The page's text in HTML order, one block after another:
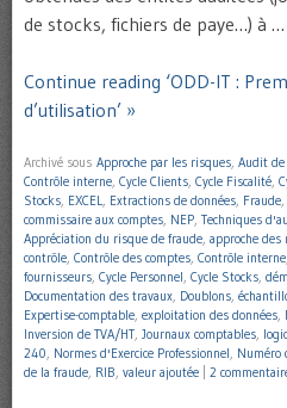
de stocks, fichiers de paye…) à …
Continue reading ‘ODD-IT :
d’utilisation’ »
Archivé sous Approche par les risques, Audit de
Contrôle interne, Cycle Clients, Cycle Fiscalité,
Stocks, EXCEL, Extractions de données, Fraude,
commissaire aux comptes, NEP, Techniques
Appréciation du risque de fraude, approche des
contrôle, Contrôle des comptes, Contrôle interne
fournisseurs, Cycle Personnel, Cycle Stocks,
Documentation des travaux, Doublons,
Expertise-comptable, exploitation des données,
Inversion de TVA/HT, Journaux comptables,
240, Normes d'Exercice Professionnel, Numéro
de la fraude, RIB, valeur ajoutée 2